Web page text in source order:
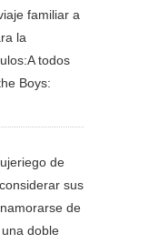
familiar a
la
todos
Boys:
de
sus
de
doble